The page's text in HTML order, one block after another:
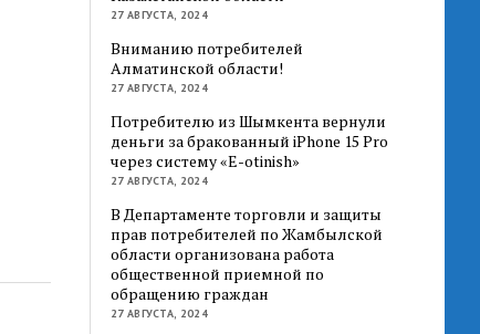
27 АВГУСТА, 2024
Вниманию потребителей
Алматинской области!
27 АВГУСТА, 2024
Потребителю из Шымкента вернули
деньги за бракованный iPhone 15 Pro
через систему «E-otinish»
27 АВГУСТА, 2024
В Департаменте торговли и защиты
прав потребителей по Жамбылской
области организована работа
общественной приемной по
обращению граждан
27 АВГУСТА, 2024